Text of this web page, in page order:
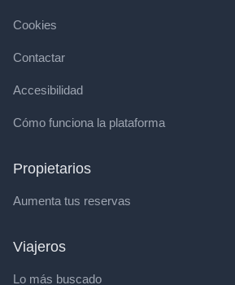
Cookies
Contactar
Accesibilidad
Cómo funciona la plataforma
Propietarios
Aumenta tus reservas
Viajeros
Lo más buscado